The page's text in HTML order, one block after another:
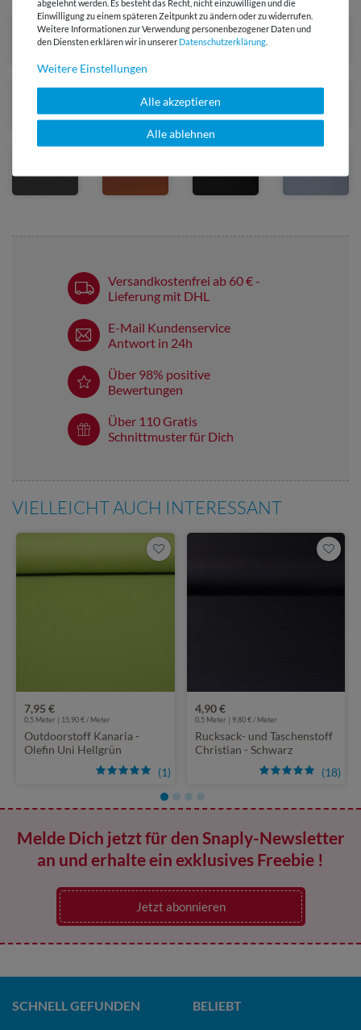
Versandkostenfrei ab 60 € -
Lieferung mit DHL
E-Mail Kundenservice
Antwort in 24h
Über 98% positive
Bewertungen
Über 110 Gratis
Schnittmuster für Dich
VIELLEICHT AUCH INTERESSANT
(1)
7,95 €
0,5 Meter | 15,90 € / Meter
Outdoorstoff Kanaria -
Olefin Uni Hellgrün
(18)
4,90 €
0,5 Meter | 9,80 € / Meter
Rucksack- und Taschenstoff
Christian - Schwarz
Melde Dich jetzt für den Snaply-Newsletter
an und erhalte ein exklusives Freebie !
Jetzt abonnieren
abgelehnt werden. Es besteht das Recht, nicht einzuwilligen und die
Einwilligung zu einem späteren Zeitpunkt zu ändern oder zu widerrufen.
Weitere Informationen zur Verwendung personenbezogener Daten und
den Diensten erklären wir in unserer Daten­schutz­erklärung
Weitere Einstellungen
Alle akzeptieren
Alle ablehnen
SCHNELL GEFUNDEN BELIEBT